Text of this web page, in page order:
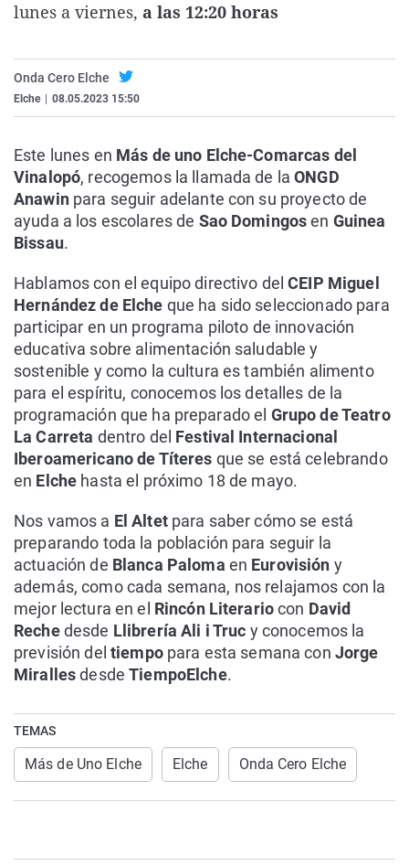
lunes a viernes, a las 12:20 horas
Onda Cero Elche
Elche 08.05.2023 15:50
Este lunes en Más de uno Elche-Comarcas del
Vinalopó, recogemos la llamada de la ONGD
Anawinpara seguir adelante con su proyecto de
ayuda a los escolares de Sao Domingosen Guinea
Bissau.
Hablamos con el equipo directivo delCEIP Miguel
Hernández de Elche que ha sido seleccionado para
participar en un programa piloto de innovación
educativa sobre alimentación saludable y
sostenible y como la cultura es también alimento
para el espíritu, conocemos los detalles de la
programación que ha preparado el Grupo de Teatro
La Carreta dentro del Festival Internacional
Iberoamericano de Títeres que se está celebrando
en Elche hasta el próximo 18 de mayo.
Nos vamos a El Altetpara saber cómo se está
preparando toda la población para seguir la
actuación de Blanca Paloma en Eurovisión y
además, como cada semana, nos relajamos con la
mejor lectura en el Rincón Literariocon David
Rechedesde Llibrería Ali i Truc y conocemos la
previsión del tiempopara esta semana con Jorge
MirallesdesdeTiempoElche.
TEMAS
Más de Uno Elche Elche Onda Cero Elche